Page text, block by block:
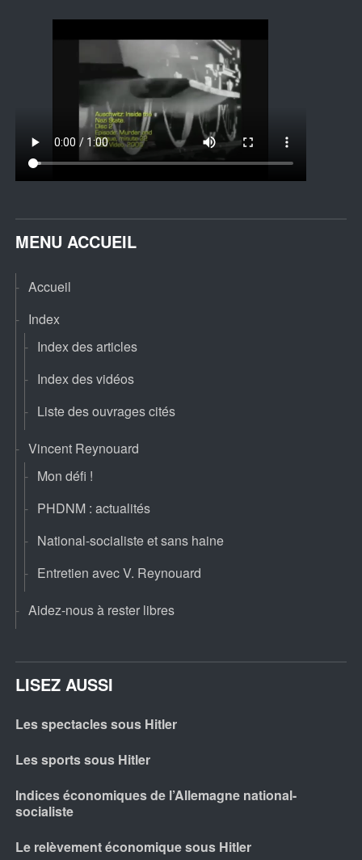
MENU ACCUEIL
Accueil
Index
Index des articles
Index des vidéos
Liste des ouvrages cités
Vincent Reynouard
Mon défi !
PHDNM : actualités
National-socialiste et sans haine
Entretien avec V. Reynouard
Aidez-nous à rester libres
LISEZ AUSSI
Les spectacles sous Hitler
Les sports sous Hitler
Indices économiques de l’Allemagne national-
socialiste
Le relèvement économique sous Hitler